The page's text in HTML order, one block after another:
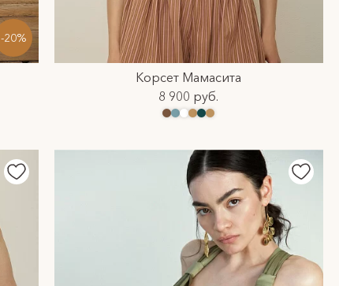
-20%
Корсет Мамасита
8 900 руб.